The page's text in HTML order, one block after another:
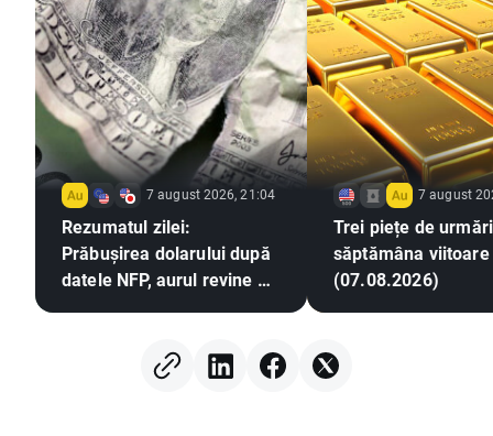
7 august 2026, 21:04
Rezumatul zilei:
Prăbușirea dolarului după
datele NFP, aurul revine pe
7 august
Trei piețe de
săptămâna viitoare
(07.08.2026)